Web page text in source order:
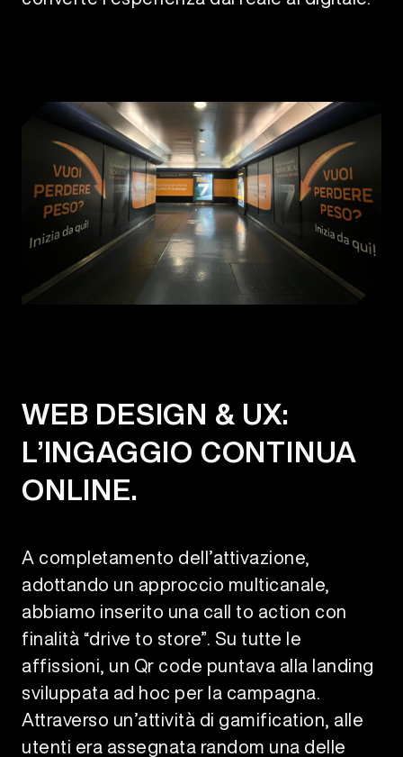
WEB DESIGN & UX:
L’INGAGGIO CONTINUA
ONLINE.
A completamento dell’attivazione,
adottando un approccio multicanale,
abbiamo inserito una call to action con
finalità “drive to store”. Su tutte le
affissioni, un Qr code puntava alla landing
sviluppata ad hoc per la campagna.
Attraverso un’attività di gamification, alle
utenti era assegnata random una delle